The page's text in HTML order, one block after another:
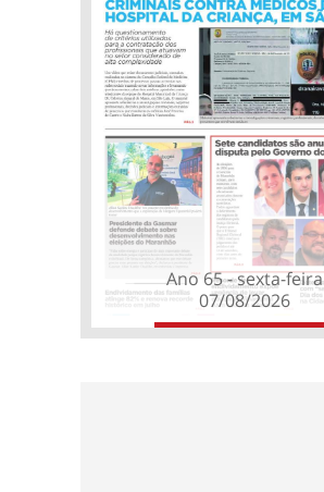
Ano 65 - sexta-feira
07/08/2026